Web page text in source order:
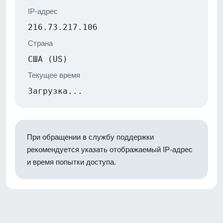
IP-адрес
216.73.217.106
Страна
США (US)
Текущее время
Загрузка...
При обращении в службу поддержки
рекомендуется указать отображаемый IP-адрес
и время попытки доступа.